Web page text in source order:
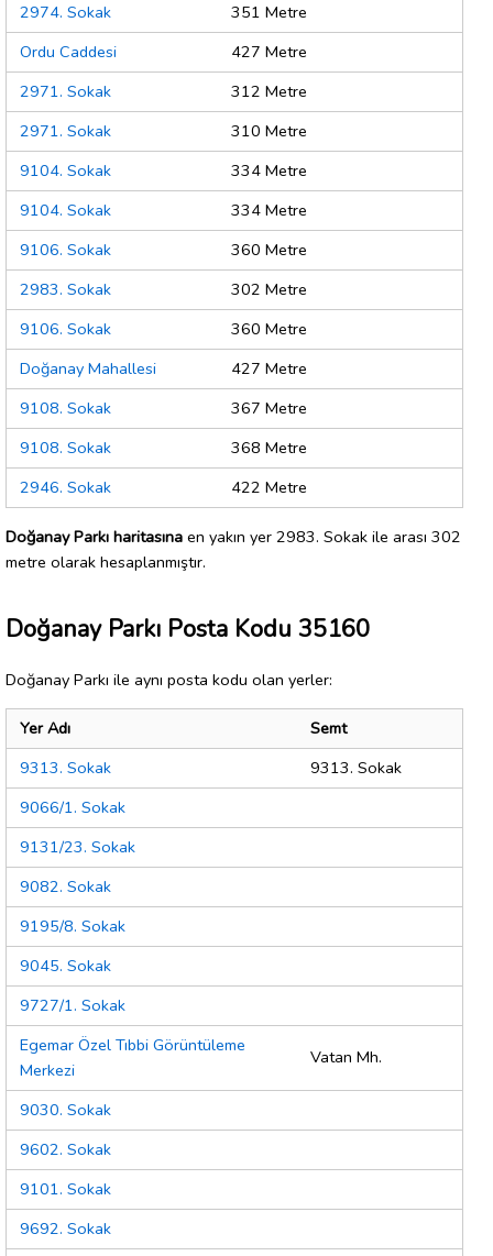
2974. Sokak
351 Metre
Ordu Caddesi
427 Metre
2971. Sokak
312 Metre
2971. Sokak
310 Metre
9104. Sokak
334 Metre
9104. Sokak
334 Metre
9106. Sokak
360 Metre
2983. Sokak
302 Metre
9106. Sokak
360 Metre
Doğanay Mahallesi
427 Metre
9108. Sokak
367 Metre
9108. Sokak
368 Metre
2946. Sokak
422 Metre
Doğanay Parkı haritasına en yakın yer 2983. Sokak ile arası 302
metre olarak hesaplanmıştır.
Doğanay Parkı Posta Kodu 35160
Doğanay Parkı ile aynı posta kodu olan yerler:
Yer Adı
Semt
9313. Sokak
9313. Sokak
9066/1. Sokak
9131/23. Sokak
9082. Sokak
9195/8. Sokak
9045. Sokak
9727/1. Sokak
Egemar Özel Tıbbi Görüntüleme
Merkezi
Vatan Mh.
9030. Sokak
9602. Sokak
9101. Sokak
9692. Sokak